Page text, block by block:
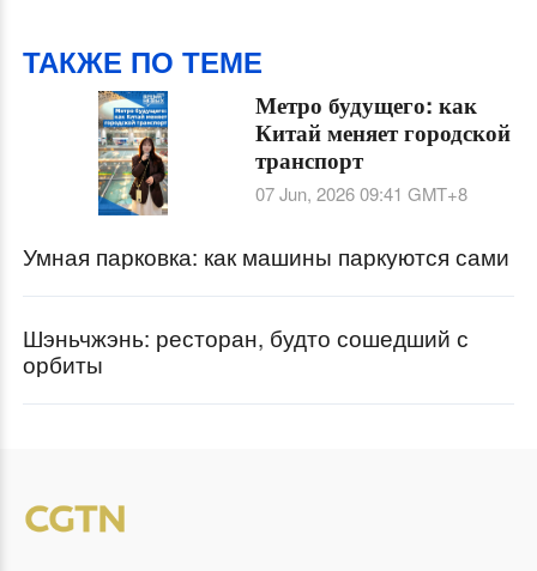
ТАКЖЕ ПО ТЕМЕ
Метро будущего: как
Китай меняет городской
транспорт
07 Jun, 2026 09:41 GMT+8
Умная парковка: как машины паркуются сами
Шэньчжэнь: ресторан, будто сошедший с
орбиты